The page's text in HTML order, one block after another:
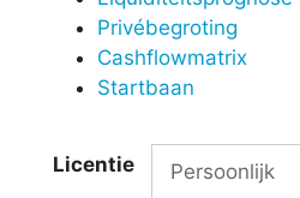
Privébegroting
Cashflowmatrix
Startbaan
Licentie